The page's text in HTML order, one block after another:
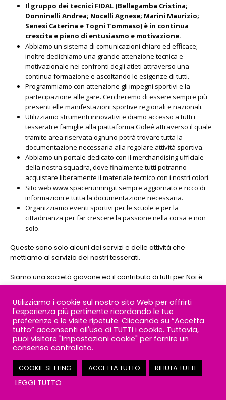
Il gruppo dei tecnici FIDAL (Bellagamba Cristina;
Donninelli Andrea; Nocelli Agnese; Marini Maurizio;
Senesi Caterina e Togni Tommaso) è in continua
crescita e pieno di entusiasmo e motivazione.
Abbiamo un sistema di comunicazioni chiaro ed efficace;
inoltre dedichiamo una grande attenzione tecnica e
motivazionale nei confronti degli atleti attraverso una
continua formazione e ascoltando le esigenze di tutti.
Programmiamo con attenzione gli impegni sportivi e la
partecipazione alle gare. Cercheremo di essere sempre più
presenti elle manifestazioni sportive regionali e nazionali.
Utilizziamo strumenti innovativi e diamo accesso a tutti i
tesserati e famiglie alla piattaforma Goleé attraverso il quale
tramite area riservata ognuno potrà trovare tutta la
documentazione necessaria alla regolare attività sportiva.
Abbiamo un portale dedicato con il merchandising ufficiale
della nostra squadra, dove finalmente tutti potranno
acquistare liberamente il materiale tecnico con i nostri colori.
Sito web www.spacerunning.it sempre aggiornato e ricco di
informazioni e tutta la documentazione necessaria.
Organizziamo eventi sportivi per le scuole e per la
cittadinanza per far crescere la passione nella corsa e non
solo.
Queste sono solo alcuni dei servizi e delle attività che
mettiamo al servizio dei nostri tesserati.
Siamo una società giovane ed il contributo di tutti per Noi è
fondamentale.
Ci teniamo quindi a ricordarVi i nostri canali social FB e
INSTAGRAM attraverso i quali potete taggarci o
seguirci per crescere sempre più:
https://www.facebook.com/spacerunning
https://www.instagram.com/space_running_asd/
Vogliamo inoltre ringraziare le realtà che credono nel nostro
Utilizziamo i cookie sul nostro sito Web per offrirti
l'esperienza più pertinente ricordando le tue
preferenze e le visite ripetute. Cliccando su “Accetta
tutto” acconsenti all'uso di TUTTI i cookie. Tuttavia,
puoi visitare "Impostazioni cookie" per fornire un
consenso controllato.
COOKIE SETTING ACCETTA TUTTO RIFIUTA TUTTI
LEGGI TUTTO
Contatto Rapido? Scrivici!